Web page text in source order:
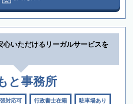
心いただけるリーガルサービスを
と事務所
対応可 行政書士在籍 駐車場あり